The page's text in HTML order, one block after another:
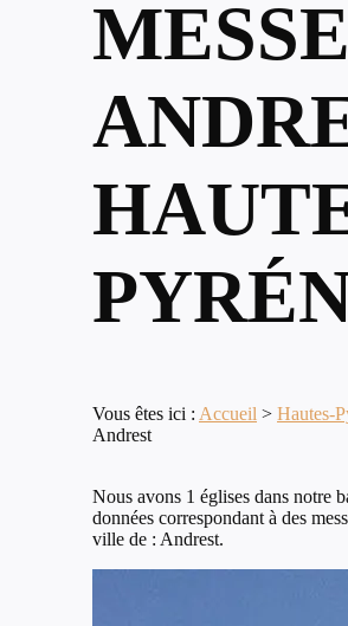
Vous êtes ici : Accueil > Hautes-
Andrest
Nous avons 1 églises dans notre
données correspondant à des
ville de : Andrest.